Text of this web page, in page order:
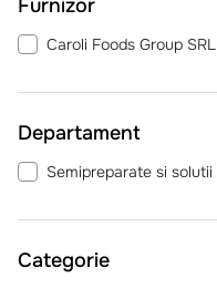
Caroli Foods Group SRL
Departament
Semipreparate si solutii
Categorie